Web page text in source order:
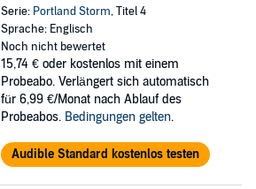
Serie: Portland Storm, Titel 4
Sprache: Englisch
Noch nicht bewertet
15,74 € oder kostenlos mit einem
Probeabo. Verlängert sich automatisch
für 6,99 €/Monat nach Ablauf des
Probeabos. Bedingungen gelten.
Audible Standard kostenlos testen